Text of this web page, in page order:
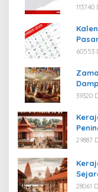
60553
39320
29887
28061